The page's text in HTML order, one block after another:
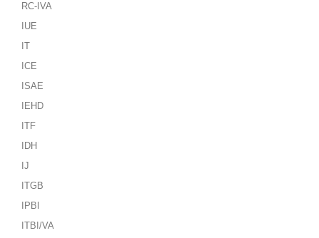
RC-IVA
IUE
IT
ICE
ISAE
IEHD
ITF
IDH
IJ
ITGB
IPBI
ITBI/VA